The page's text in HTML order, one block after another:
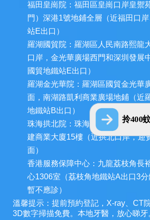
拎400
福田皇崗院：福田區皇崗口岸皇禦
門）深港1號地鋪全層（近福田口
站E出口）
羅湖國貿院：羅湖區人民南路熙龍
口岸，金光華廣場西門和深圳發展
國貿地鐵站E出口）
羅湖金光華院：羅湖區國貿金光華
面，南湖路凱利商業廣場地鋪（近
地鐵站B出口）
珠海拱北院：珠海市香洲區拱北迎
建商業大廈15樓（近拱北口岸，迎
面）
香港服務保障中心：九龍荔枝角長
心1306室（荔枝角地鐵站A出口3
暫不應診）
溫馨提示：提前預約登記，X-ray、CT
3D數字掃描免費。本地牙醫，放心睇